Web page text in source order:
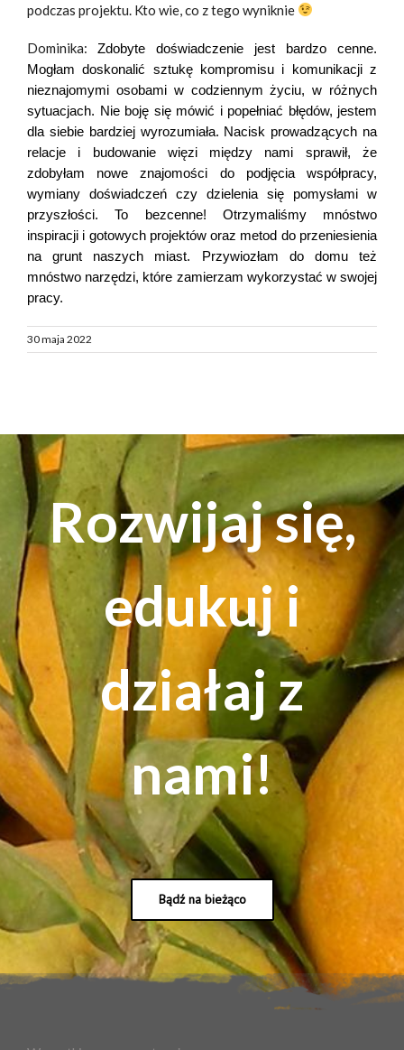
podczas projektu. Kto wie, co z tego wyniknie
Dominika: Zdobyte doświadczenie jest bardzo cenne.
Mogłam doskonalić sztukę kompromisu i komunikacji z
nieznajomymi osobami w codziennym życiu, w różnych
sytuacjach. Nie boję się mówić i popełniać błędów, jestem
dla siebie bardziej wyrozumiała. Nacisk prowadzących na
relacje i budowanie więzi między nami sprawił, że
zdobyłam nowe znajomości do podjęcia współpracy,
wymiany doświadczeń czy dzielenia się pomysłami w
przyszłości. To bezcenne! Otrzymaliśmy mnóstwo
inspiracji i gotowych projektów oraz metod do przeniesienia
na grunt naszych miast. Przywiozłam do domu też
mnóstwo narzędzi, które zamierzam wykorzystać w swojej
pracy.
30 maja 2022
Rozwijaj się,
edukuj i
działaj z
nami!
Bądź na bieżąco